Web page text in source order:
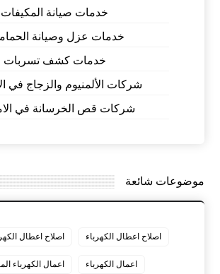
خدمات صيانة المكيفات
خدمات عزل وصيانة
خدمات كشف تسربات
شركات الألمنيوم والزجاج في
شركات قص الخرسانة في
موضوعات شائعة
اصلاح اعطال الكهرباء اصلاح اعطال
اعمال الكهرباء اعمال الكهرباء